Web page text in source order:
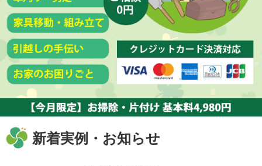
新着実例・お知らせ